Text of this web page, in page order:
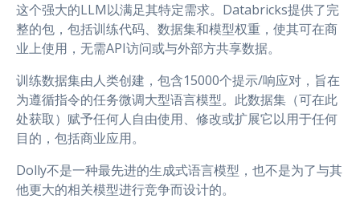
这个强大的LLM以满足其特定需求。Databricks提供了完
整的包，包括训练代码、数据集和模型权重，使其可在商
业上使用，无需API访问或与外部方共享数据。
训练数据集由人类创建，包含15000个提示/响应对，旨在
为遵循指令的任务微调大型语言模型。此数据集（可在此
处获取）赋予任何人自由使用、修改或扩展它以用于任何
目的，包括商业应用。
Dolly不是一种最先进的生成式语言模型，也不是为了与其
他更大的相关模型进行竞争而设计的。